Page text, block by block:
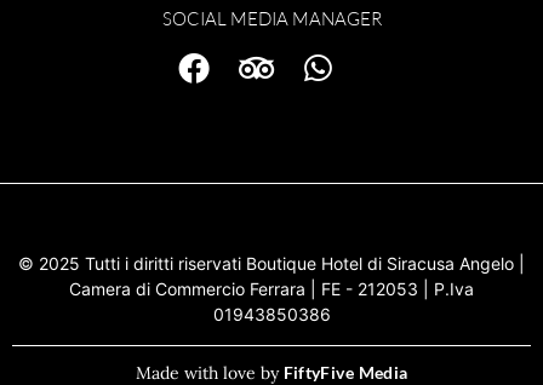
SOCIAL MEDIA MANAGER
© 2025 Tutti i diritti riservati Boutique Hotel di Siracusa Angelo |
Camera di Commercio Ferrara | FE - 212053 | P.Iva
01943850386
Made with love by FiftyFive Media